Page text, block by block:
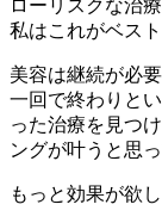
ローリスクな治
私はこれがベス
美容は継続が必要
一回で終わりと
った治療を見つ
ングが叶うと思っ
もっと効果が欲